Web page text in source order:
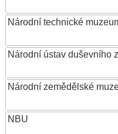
Národní technické
Národní ústav duševního
Národní zemědělské
NBU